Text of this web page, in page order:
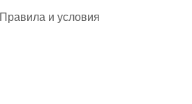
Правила и условия